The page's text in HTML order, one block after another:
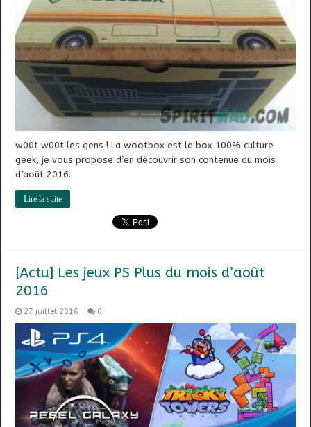
w00t w00t les gens ! La wootbox est la box 100% culture
geek, je vous propose d’en découvrir son contenue du mois
d’août 2016.
Lire la suite
[Actu] Les jeux PS Plus du mois d’août
2016
27 juillet 2016 0